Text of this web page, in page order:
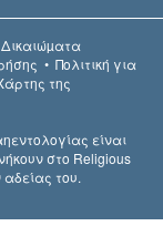
• Πολιτική για
της
είναι
στο Religious
αδείας του.